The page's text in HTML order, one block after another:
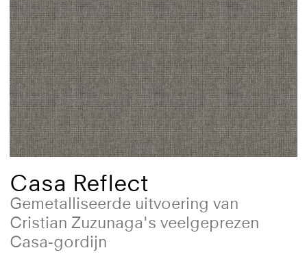
Casa Reflect
Gemetalliseerde uitvoering van
Cristian Zuzunaga's veelgeprezen
Casa-gordijn